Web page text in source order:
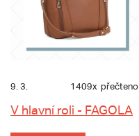
9. 3. 1409x přečteno
V hlavní roli - FAGOLA